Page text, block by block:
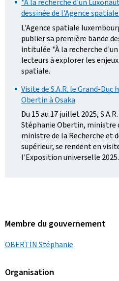
"À la recherche d'un
dessinée de l'Agence
L'Agence spatiale
publier sa première bande
intitulée "À la recherche
lecteurs à explorer les
spatiale.
Visite de S.A.R. le Grand-
Obertin à Osaka
Du 15 au 17 juillet 2025,
Stéphanie Obertin,
ministre de la Recherche et
supérieur, se rendent en
l'Exposition universelle 2025.
Membre du gouvernement
OBERTIN Stéphanie
Organisation